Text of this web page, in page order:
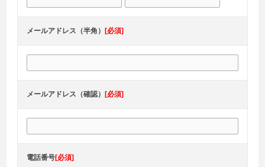
メールアドレス（半角） [必須]
メールアドレス（確認） [必須]
電話番号[必須]